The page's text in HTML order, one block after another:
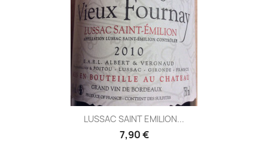
LUSSAC SAINT EMILION...
7,90 €